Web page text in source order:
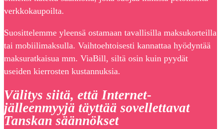
verkkokaupoilta.
Suosittelemme yleensä ostamaan tavallisilla maksukorteilla
tai mobiilimaksulla. Vaihtoehtoisesti kannattaa hyödyntää
maksuratkaisua mm. ViaBill, siltä osin kuin pyydät
useiden kierrosten kustannuksia.
Välitys siitä, että Internet-
jälleenmyyjä täyttää sovellettavat
Tanskan säännökset